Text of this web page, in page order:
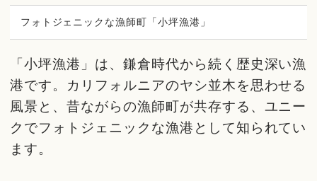
フォトジェニックな漁師町「小坪漁港」
「小坪漁港」は、鎌倉時代から続く歴史深い漁
港です。カリフォルニアのヤシ並木を思わせる
風景と、昔ながらの漁師町が共存する、ユニー
クでフォトジェニックな漁港として知られてい
ます。